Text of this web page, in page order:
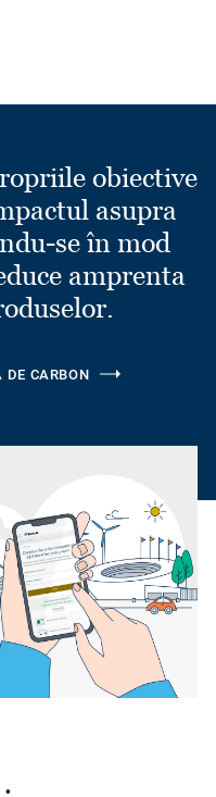
obiective
asupra
se în mod
amprenta
DE CARBON